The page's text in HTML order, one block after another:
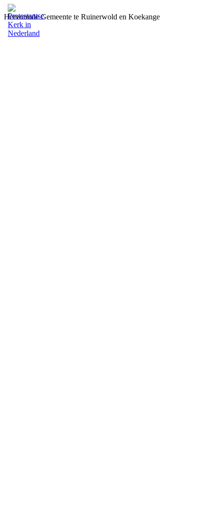
Hervormde Gemeente te Ruinerwold en Koekange